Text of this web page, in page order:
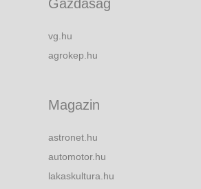
Gazdaság
vg.hu
agrokep.hu
Magazin
astronet.hu
automotor.hu
lakaskultura.hu